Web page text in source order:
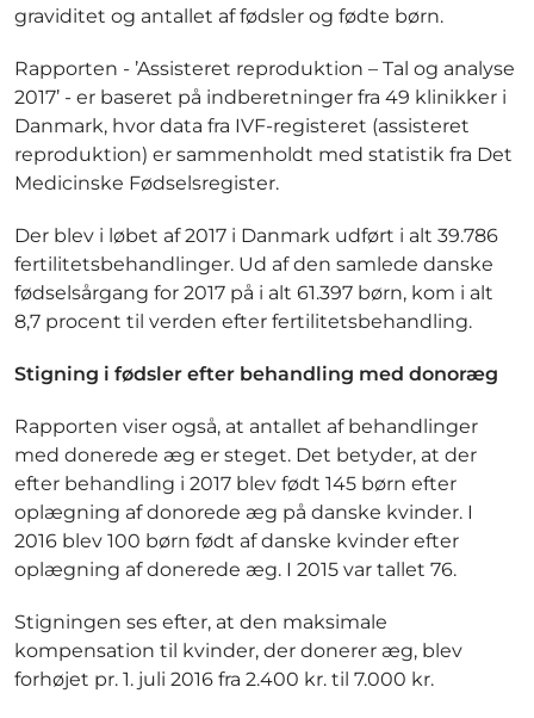
graviditet og antallet af fødsler og fødte børn.
Rapporten - ’Assisteret reproduktion – Tal og analyse
2017’ - er baseret på indberetninger fra 49 klinikker i
Danmark, hvor data fra IVF-registeret (assisteret
reproduktion) er sammenholdt med statistik fra Det
Medicinske Fødselsregister.
Der blev i løbet af 2017 i Danmark udført i alt 39.786
fertilitetsbehandlinger. Ud af den samlede danske
fødselsårgang for 2017 på i alt 61.397 børn, kom i alt
8,7 procent til verden efter fertilitetsbehandling.
Stigning i fødsler efter behandling med donoræg
Rapporten viser også, at antallet af behandlinger
med donerede æg er steget. Det betyder, at der
efter behandling i 2017 blev født 145 børn efter
oplægning af donorede æg på danske kvinder. I
2016 blev 100 børn født af danske kvinder efter
oplægning af donerede æg. I 2015 var tallet 76.
Stigningen ses efter, at den maksimale
kompensation til kvinder, der donerer æg, blev
forhøjet pr. 1. juli 2016 fra 2.400 kr. til 7.000 kr.